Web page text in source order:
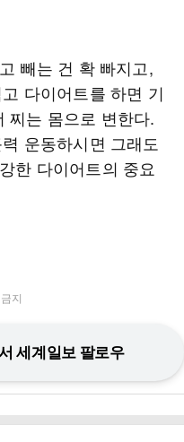
빼는 건 확 빠지고,
다이어트를 하면 기
찌는 몸으로 변한다.
운동하시면 그래도
한 다이어트의 중요
지
세계일보 팔로우